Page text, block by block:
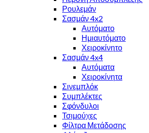
Ρουλεμάν
Σασμάν 4x2
Αυτόματο
Ημιαυτόματο
Χειροκίνητο
Σασμάν 4x4
Αυτόματα
Χειροκίνητα
Σινεμπλόκ
Συμπλέκτες
Σφόνδυλοι
Τσιμούχες
Φίλτρα Μετάδοσης